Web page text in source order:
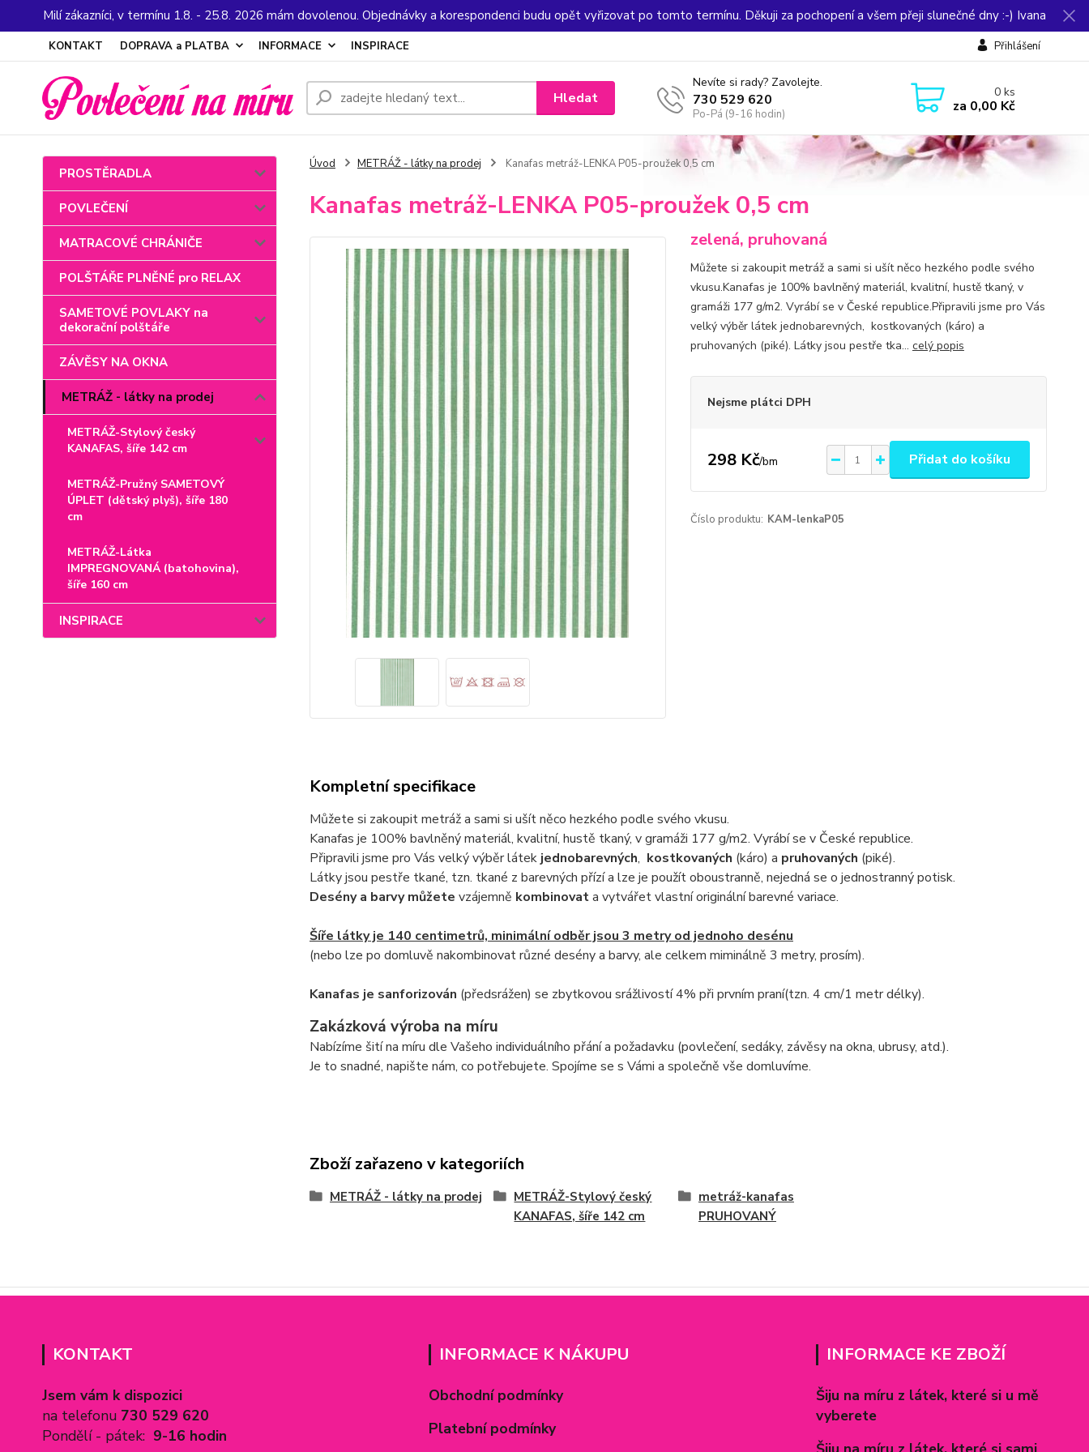
Milí zákazníci, v termínu 1.8. - 25.8. 2026 mám dovolenou. Objednávky a korespondenci budu opět vyřizovat po tomto termínu. Děkuji za pochopení a všem přeji slunečné dny :-) Ivana
KONTAKT DOPRAVA a PLATBA INFORMACE INSPIRACE Přihlášení
Hledat
Nevíte si rady? Zavolejte.
730 529 620
Po-Pá (9-16 hodin)
0ks
za 0,00 Kč
PROSTĚRADLA
POVLEČENÍ
MATRACOVÉ CHRÁNIČE
POLŠTÁŘE PLNĚNÉ pro RELAX
SAMETOVÉ POVLAKY na
dekorační polštáře
ZÁVĚSY NA OKNA
METRÁŽ - látky na prodej
METRÁŽ-Stylový český
KANAFAS, šíře 142 cm
METRÁŽ-Pružný SAMETOVÝ
ÚPLET (dětský plyš), šíře 180
cm
METRÁŽ-Látka
IMPREGNOVANÁ (batohovina),
šíře 160 cm
INSPIRACE
Úvod METRÁŽ - látky na prodej Kanafas metráž-LENKA P05-proužek 0,5 cm
Kanafas metráž-LENKA P05-proužek 0,5 cm
zelená, pruhovaná
Můžete si zakoupit metráž a sami si ušít něco hezkého podle svého
vkusu.Kanafas je 100% bavlněný materiál, kvalitní, hustě tkaný, v
gramáži 177 g/m2. Vyrábí se v České republice.Připravili jsme pro Vás
velký výběr látek jednobarevných, kostkovaných (káro) a
pruhovaných (piké). Látky jsou pestře tka... celý popis
Nejsme plátci DPH
298 Kč/bm Přidat do košíku
Číslo produktu: KAM-lenkaP05
Kompletní specifikace
Můžete si zakoupit metráž a sami si ušít něco hezkého podle svého vkusu.
Kanafas je 100% bavlněný materiál, kvalitní, hustě tkaný, v gramáži 177 g/m2. Vyrábí se v České republice.
Připravili jsme pro Vás velký výběr látek jednobarevných, kostkovaných (káro) a pruhovaných (piké).
Látky jsou pestře tkané, tzn. tkané z barevných přízí a lze je použít oboustranně, nejedná se o jednostranný potisk.
Desény a barvy můžete vzájemně kombinovata vytvářet vlastní originální barevné variace.
Šíře látky je 140 centimetrů, minimální odběr jsou 3 metryod jednoho desénu
(nebo lze po domluvě nakombinovat různé desény a barvy, ale celkem miminálně 3 metry, prosím).
Kanafas je sanforizován (předsrážen) se zbytkovou srážlivostí 4% při prvním praní(tzn. 4 cm/1 metr délky).
Zakázková výroba na míru
Nabízíme šití na míru dle Vašeho individuálního přání a požadavku (povlečení, sedáky, závěsy na okna, ubrusy, atd.).
Je to snadné, napište nám, co potřebujete. Spojíme se s Vámi a společně vše domluvíme.
Zboží zařazeno v kategoriích
METRÁŽ - látky na prodej
METRÁŽ-Stylový český
KANAFAS, šíře 142 cm
metráž-kanafas
PRUHOVANÝ
KONTAKT
Jsem vám k dispozici
na telefonu 730 529 620
Pondělí - pátek: 9-16 hodin
INFORMACE K NÁKUPU
Obchodní podmínky
Platební podmínky
INFORMACE KE ZBOŽÍ
Šiju na míru z látek, které si u mě
vyberete